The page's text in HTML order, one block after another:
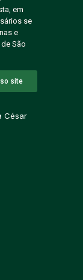
em
se
e
São
site
César